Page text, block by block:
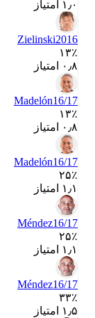
Zielinski2016
۱۳٪
Madelón16/17
۱۳٪
Madelón16/17
۲۵٪
Méndez16/17
۲۵٪
Méndez16/17
۳۳٪